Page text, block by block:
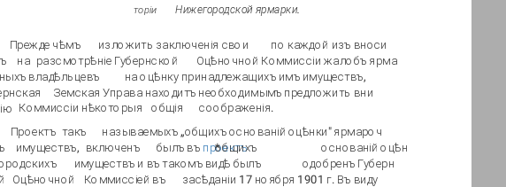
торіи Нижегородской ярмарки.
Прежде чѣмъ изложить заключенія свои по каждой изъ вноси­
на разсмотрѣніе Губернской Оцѣночной Коммиссіи жалобъ ярма­
владѣльцевъ
на оцѣнку принадлежащихъ имъ имуществъ,
Земская Управа находитъ необходимымъ предложить вни­
Коммиссіи нѣкоторыя общія соображенія.
Проектъ такъ
называемыхъ „общихъ основаній оцѣнки" ярмароч­
имуществъ, включенъ былъ въ проектъ
*
общихъ основаній оцѣн­
имуществъ и въ такомъ видѣ былъ
одобренъ Губерн­
Оцѣночной Коммиссіей въ
засѣданіи 17 ноября 1901 г. Въ виду